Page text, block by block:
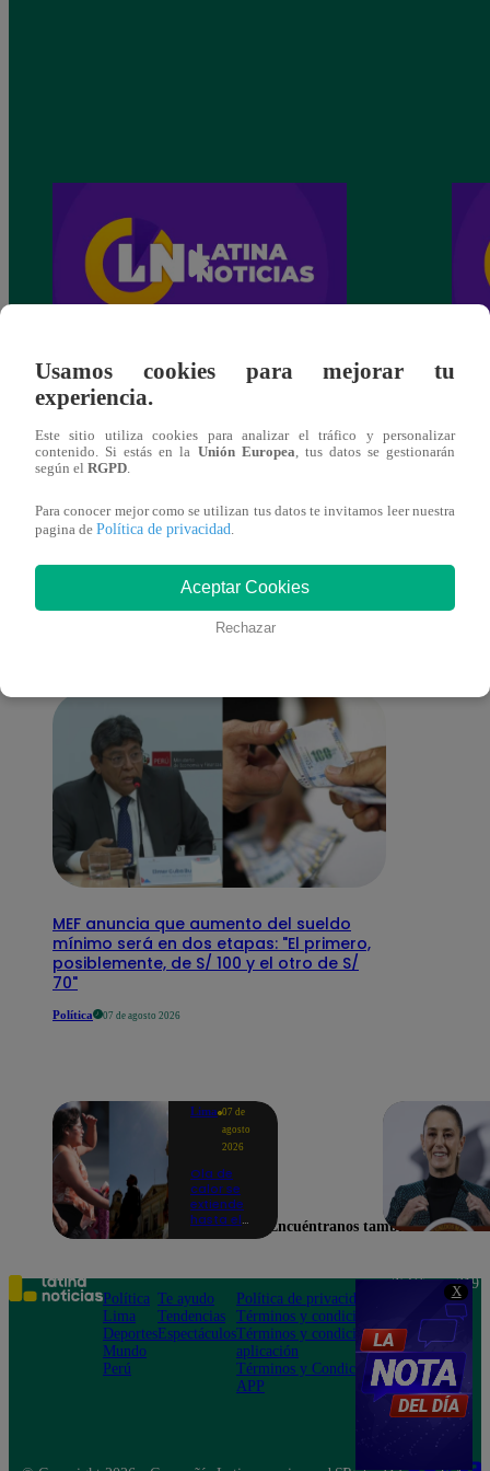
X
Latina Noticias Mediodía – Viernes 11 de
febrero del 2022 – Programa completo
También te puede
interesar
MEF anuncia que aumento del sueldo
mínimo será en dos etapas: "El primero,
posiblemente, de S/ 100 y el otro de S/
70"
Política 07 de agosto 2026
Lima 07 de
agosto
2026
Ola de
calor se
extiende
hasta el
Lima y
otras 16
regiones
Usamos cookies para mejorar tu
experiencia.
Este sitio utiliza cookies para analizar el tráfico y personalizar
contenido. Si estás en la Unión Europea, tus datos se gestionarán
según el RGPD.
Para conocer mejor como se utilizan tus datos te invitamos leer nuestra
pagina de Política de privacidad.
Aceptar Cookies
Rechazar
Encuéntranos también en
Política
Lima
Deportes
Mundo
Perú
Te ayudo
Tendencias
Espectáculos
Política de privacidad
Términos y condiciones
Términos y condiciones
aplicación
Términos y Condiciones
APP
Teléfono: 219
Av. San
Felipe 968
Jesús María